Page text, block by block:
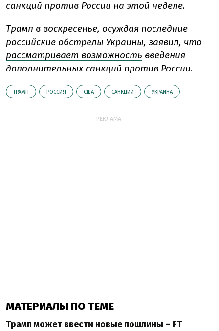
санкций против России на этой неделе.
Трамп в воскресенье, осуждая последние
российские обстрелы Украины, заявил, что
рассматривает возможность введения
дополнительных санкций против России.
ТРАМП РОССИЯ США САНКЦИИ УКРАИНА
РЕКЛАМА:
МАТЕРИАЛЫ ПО ТЕМЕ
Трамп может ввести новые пошлины – FT